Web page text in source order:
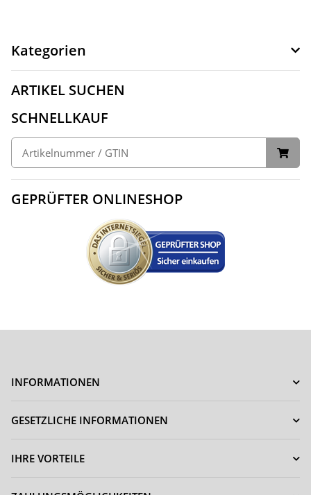
Kategorien
ARTIKEL SUCHEN
SCHNELLKAUF
GEPRÜFTER ONLINESHOP
INFORMATIONEN
GESETZLICHE INFORMATIONEN
IHRE VORTEILE